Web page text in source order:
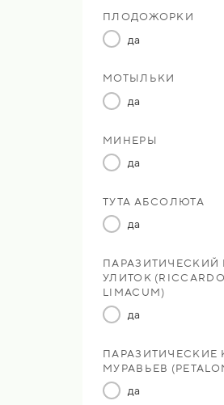
ПЛОДОЖОРКИ
да
МОТЫЛЬКИ
да
МИНЕРЫ
да
ТУТА АБСОЛЮТА
да
ПАРАЗИТИЧЕСКИЙ
УЛИТОК
LIMACUM)
да
ПАРАЗИТИЧЕСКИЕ
МУРАВЬЕВ
да